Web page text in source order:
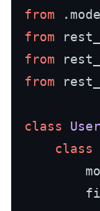
from
from
from
from
class
class